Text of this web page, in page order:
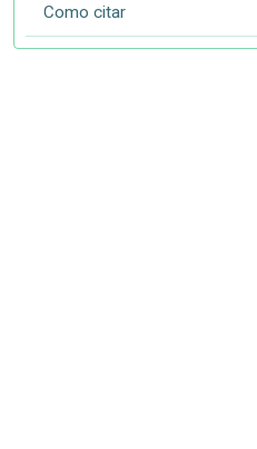
Como citar